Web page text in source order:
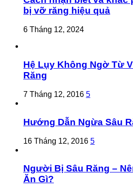
bị vỡ răng hiệu quả
6 Tháng 12, 2024
Hệ Lụy Không Ngờ Từ
Răng
7 Tháng 12, 2016 5
Hướng Dẫn Ngừa Sâu
16 Tháng 12, 2016 5
Người Bị Sâu Răng –
Ăn Gì?